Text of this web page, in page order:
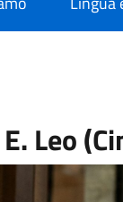
Leo